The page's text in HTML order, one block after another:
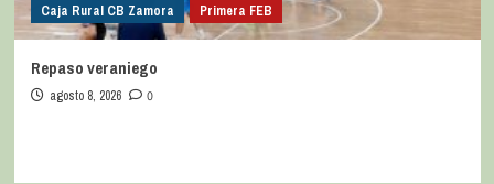
Caja Rural CB Zamora Primera FEB
Repaso veraniego
agosto 8, 2026 0